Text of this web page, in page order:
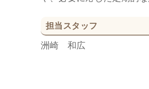
担当スタッフ
洲崎 和広